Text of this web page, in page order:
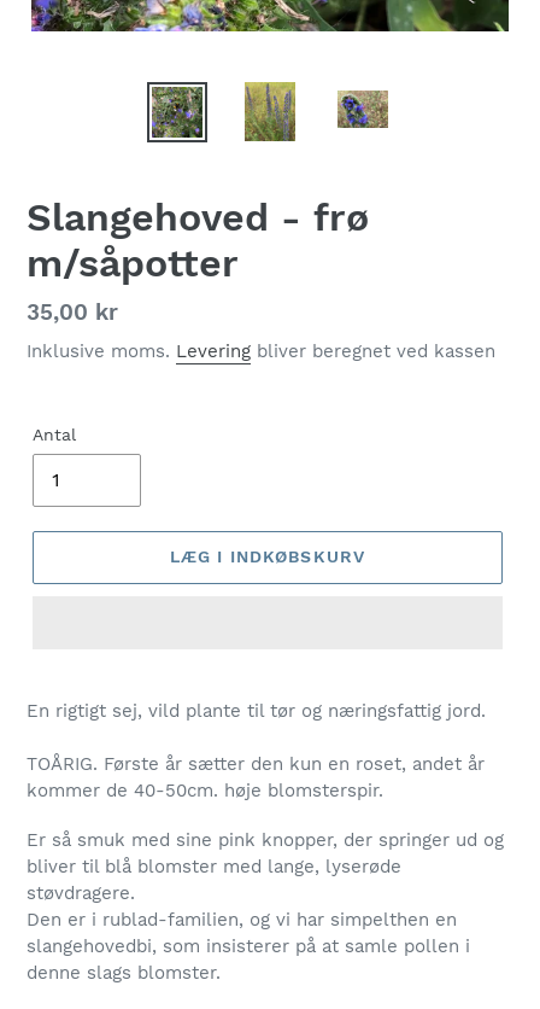
Slangehoved - frø
m/såpotter
Normalpris
35,00 kr
Inklusive moms. Levering bliver beregnet ved kassen
Antal
LÆG I INDKØBSKURV
En rigtigt sej, vild plante til tør og næringsfattig jord.
TOÅRIG. Første år sætter den kun en roset, andet år
kommer de 40-50cm. høje blomsterspir.
Er så smuk med sine pink knopper, der springer ud og
bliver til blå blomster med lange, lyserøde
støvdragere.
Den er i rublad-familien, og vi har simpelthen en
slangehovedbi, som insisterer på at samle pollen i
denne slags blomster.